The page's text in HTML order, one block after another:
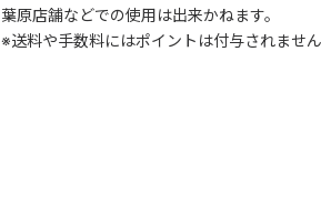
葉原店舗などでの使用は出来かねます。
※送料や手数料にはポイントは付与されません